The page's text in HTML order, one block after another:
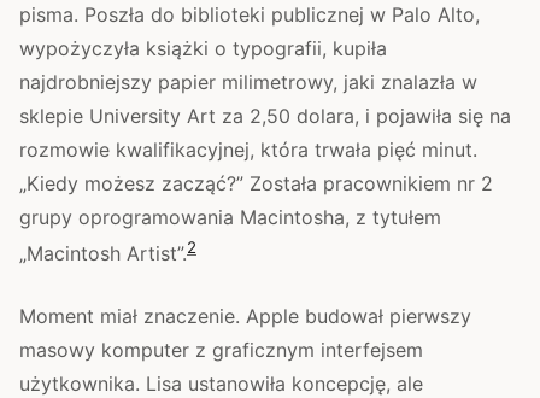
pisma. Poszła do biblioteki publicznej w Palo Alto,
wypożyczyła książki o typografii, kupiła
najdrobniejszy papier milimetrowy, jaki znalazła w
sklepie University Art za 2,50 dolara, i pojawiła się na
rozmowie kwalifikacyjnej, która trwała pięć minut.
„Kiedy możesz zacząć?” Została pracownikiem nr 2
grupy oprogramowania Macintosha, z tytułem
„Macintosh Artist”.2
Moment miał znaczenie. Apple budował pierwszy
masowy komputer z graficznym interfejsem
użytkownika. Lisa ustanowiła koncepcję, ale